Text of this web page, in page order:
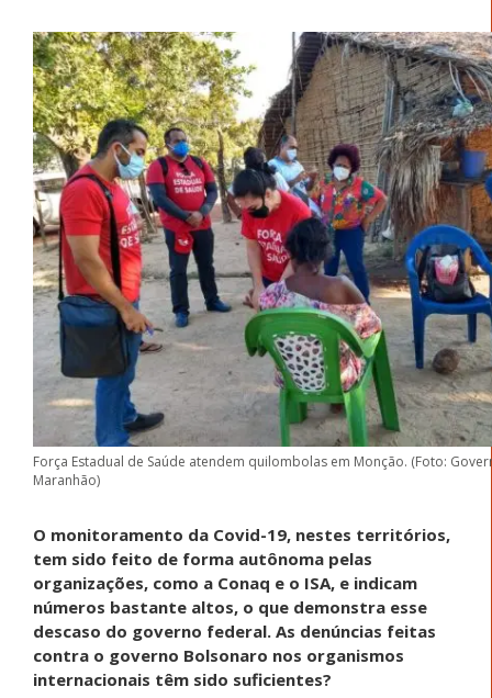
Força Estadual de Saúde atendem quilombolas em Monção. (Foto:
Maranhão)
O monitoramento da Covid-19, nestes territórios,
tem sido feito de forma autônoma pelas
organizações, como a Conaq e o ISA, e indicam
números bastante altos, o que demonstra esse
descaso do governo federal. As denúncias feitas
contra o governo Bolsonaro nos organismos
internacionais têm sido suficientes?